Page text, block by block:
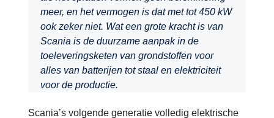
meer, en het vermogen is dat met tot 450 kW
ook zeker niet. Wat een grote kracht is van
Scania is de duurzame aanpak in de
toeleveringsketen van grondstoffen voor
alles van batterijen tot staal en elektriciteit
voor de productie.
Scania’s volgende generatie volledig elektrische